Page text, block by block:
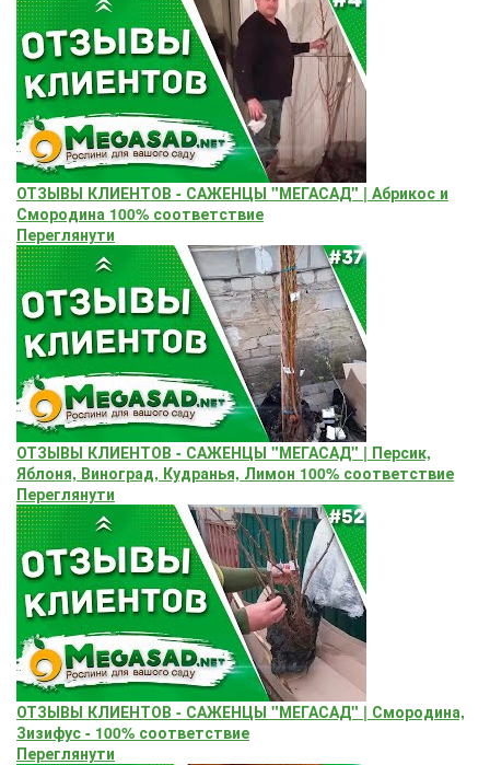
ОТЗЫВЫ КЛИЕНТОВ - САЖЕНЦЫ "МЕГАСАД" | Абрикос и
Смородина 100% соответствие
Переглянути
ОТЗЫВЫ КЛИЕНТОВ - САЖЕНЦЫ "МЕГАСАД" | Персик,
Яблоня, Виноград, Кудранья, Лимон 100% соответствие
Переглянути
ОТЗЫВЫ КЛИЕНТОВ - САЖЕНЦЫ "МЕГАСАД" | Смородина,
Зизифус - 100% соответствие
Переглянути